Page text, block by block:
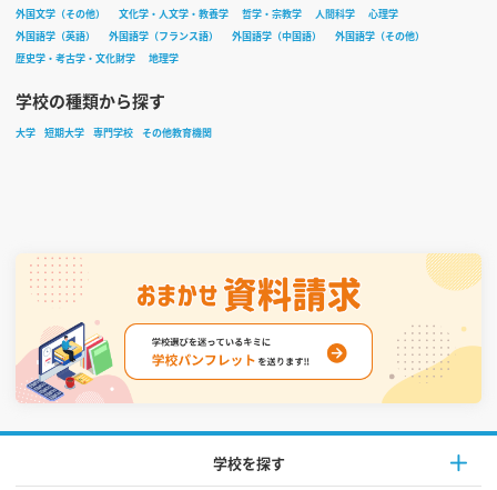
外国文学（その他）
文化学・人文学・教養学 哲学・宗教学 人間科学
心理学
外国語学（英語）
外国語学（フランス語） 外国語学（中国語）
外国語学（その他）
歴史学・考古学・文化財学
地理学
学校の種類から探す
大学 短期大学 専門学校 その他教育機関
学校を探す